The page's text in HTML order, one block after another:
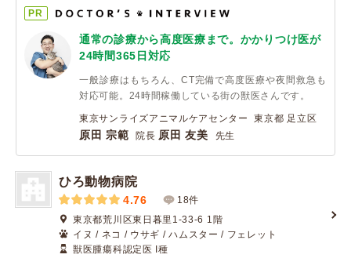
PR
通常の診療から高度医療まで。かかりつけ医が
24時間365日対応
一般診療はもちろん、CT完備で高度医療や夜間救急も
対応可能。24時間稼働している街の獣医さんです。
東京サンライズアニマルケアセンター 東京都 足立区
原田 宗範 院長 原田 友美 先生
ひろ動物病院
4.76
18件
東京都荒川区東日暮里1-33-6 1階
イヌ / ネコ / ウサギ / ハムスター / フェレット
獣医腫瘍科認定医 I種